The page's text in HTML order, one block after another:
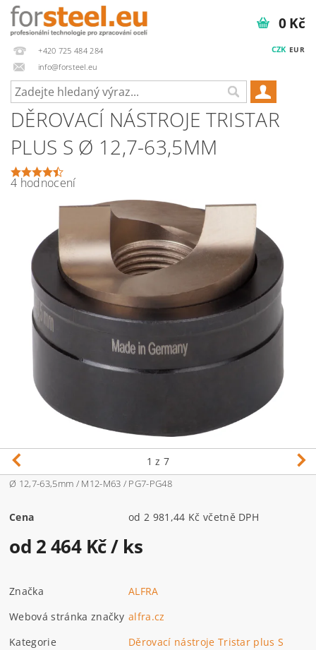
+420 725 484 284
info@forsteel.eu
CZK EUR
0 Kč
DĚROVACÍ NÁSTROJE TRISTAR
PLUS S Ø 12,7-63,5MM
4 hodnocení
1 z 7
Ø 12,7-63,5mm / M12-M63 / PG7-PG48
Cena od 2 981,44 Kč včetně DPH
od 2 464 Kč/ ks
Značka
ALFRA
Webová stránka značky alfra.cz
Kategorie
Děrovací nástroje Tristar plus S